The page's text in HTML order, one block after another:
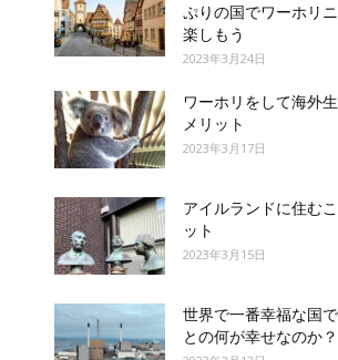
ぷりの国でワーホリ
楽しもう
2023年3月24日
ワーホリをして海外
メリット
2023年3月17日
アイルランドに住む
ット
2023年3月15日
世界で一番幸福な国
との何が幸せなのか？